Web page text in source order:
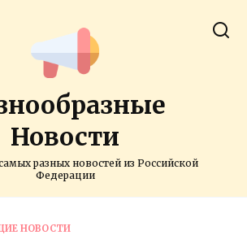
Новости
разных новостей из Российской
Федерации
НОВОСТИ